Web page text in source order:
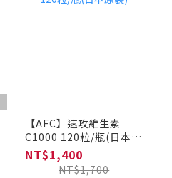
【AFC】速攻維生素
C1000 120粒/瓶(日本原
裝)
NT$1,400
NT$1,700